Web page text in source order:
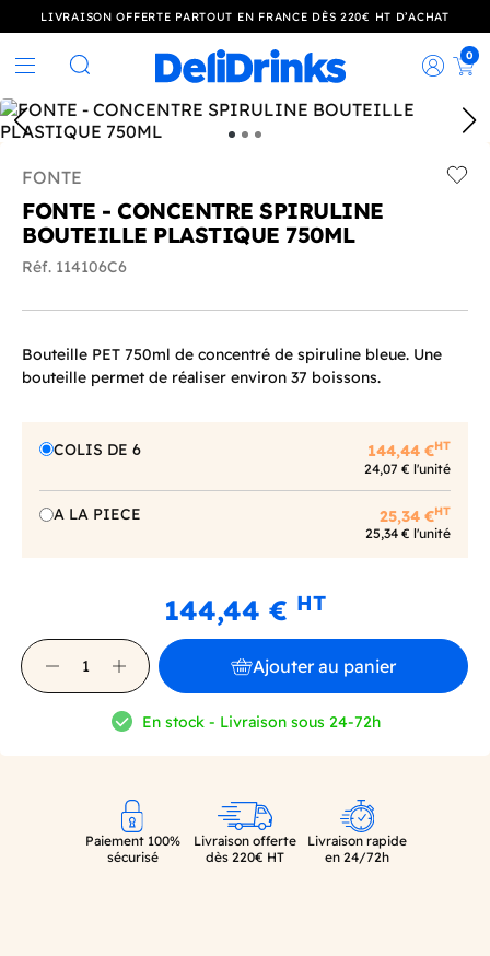
LIVRAISON OFFERTE PARTOUT EN FRANCE DÈS 220€ HT D’ACHAT
Rechercher
0
FONTE
FONTE - CONCENTRE SPIRULINE
BOUTEILLE PLASTIQUE 750ML
Réf. 114106C6
Bouteille PET 750ml de concentré de spiruline bleue. Une
bouteille permet de réaliser environ 37 boissons.
COLIS DE 6 144,44 €HT
24,07 € l'unité
A LA PIECE 25,34 €HT
25,34 € l'unité
144,44 € HT
Ajouter au panier
En stock - Livraison sous 24-72h
Paiement 100%
sécurisé
Livraison offerte
dès 220€ HT
Livraison rapide
en 24/72h